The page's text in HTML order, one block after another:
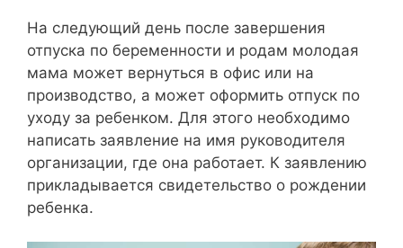
На следующий день после завершения
отпуска по беременности и родам молодая
мама может вернуться в офис или на
производство, а может оформить отпуск по
уходу за ребенком. Для этого необходимо
написать заявление на имя руководителя
организации, где она работает. К заявлению
прикладывается свидетельство о рождении
ребенка.